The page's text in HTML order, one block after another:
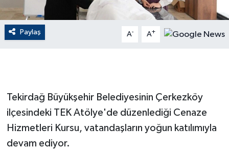
Paylaş A- A+
Tekirdağ Büyükşehir Belediyesinin Çerkezköy
ilçesindeki TEK Atölye'de düzenlediği Cenaze
Hizmetleri Kursu, vatandaşların yoğun katılımıyla
devam ediyor.
English News
Finans
GENEL
GÜNDEM